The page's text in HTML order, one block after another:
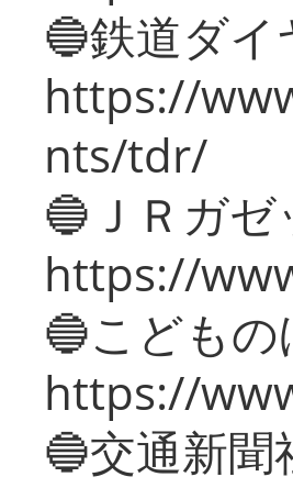
🔵鉄道ダ
https://
nts/tdr/
🔵ＪＲガゼ
https://
🔵こどもの
https://
🔵交通新聞